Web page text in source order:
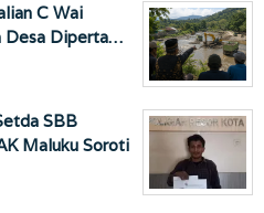
C Wai
Desa Diperta…
SBB
Maluku Soroti